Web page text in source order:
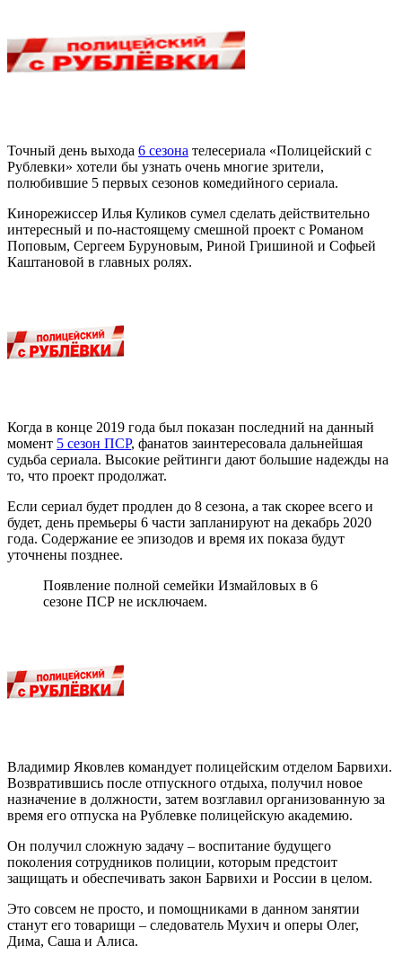
Точный день выхода 6 сезона телесериала «Полицейский с
Рублевки» хотели бы узнать очень многие зрители,
полюбившие 5 первых сезонов комедийного сериала.
Кинорежиссер Илья Куликов сумел сделать действительно
интересный и по-настоящему смешной проект с Романом
Поповым, Сергеем Буруновым, Риной Гришиной и Софьей
Каштановой в главных ролях.
Когда в конце 2019 года был показан последний на данный
момент 5 сезон ПСР, фанатов заинтересовала дальнейшая
судьба сериала. Высокие рейтинги дают большие надежды на
то, что проект продолжат.
Если сериал будет продлен до 8 сезона, а так скорее всего и
будет, день премьеры 6 части запланируют на декабрь 2020
года. Содержание ее эпизодов и время их показа будут
уточнены позднее.
Появление полной семейки Измайловых в 6
сезоне ПСР не исключаем.
Владимир Яковлев командует полицейским отделом Барвихи.
Возвратившись после отпускного отдыха, получил новое
назначение в должности, затем возглавил организованную за
время его отпуска на Рублевке полицейскую академию.
Он получил сложную задачу – воспитание будущего
поколения сотрудников полиции, которым предстоит
защищать и обеспечивать закон Барвихи и России в целом.
Это совсем не просто, и помощниками в данном занятии
станут его товарищи – следователь Мухич и оперы Олег,
Дима, Саша и Алиса.